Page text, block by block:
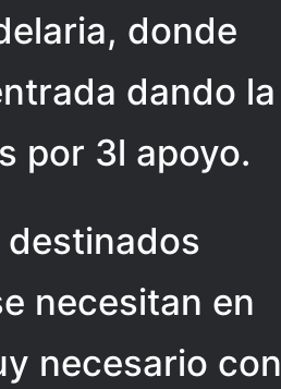
donde
dando la
por 3l apoyo.
necesitan en
necesario con